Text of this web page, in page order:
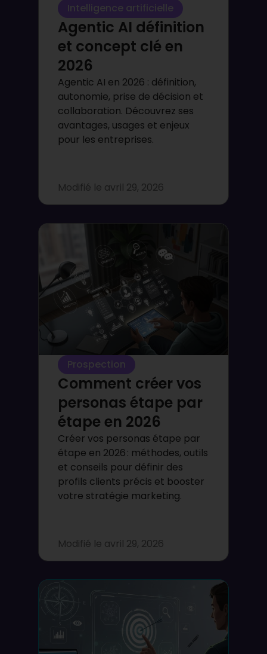
Intelligence artificielle
Agentic AI définition
et concept clé en
2026
Agentic AI en 2026 : définition,
autonomie, prise de décision et
collaboration. Découvrez ses
avantages, usages et enjeux
pour les entreprises.
Modifié le avril 29, 2026
Prospection
Comment créer vos
personas étape par
étape en 2026
Créer vos personas étape par
étape en 2026 : méthodes, outils
et conseils pour définir des
profils clients précis et booster
votre stratégie marketing.
Modifié le avril 29, 2026